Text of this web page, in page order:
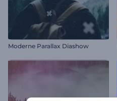
Moderne Parallax Diashow